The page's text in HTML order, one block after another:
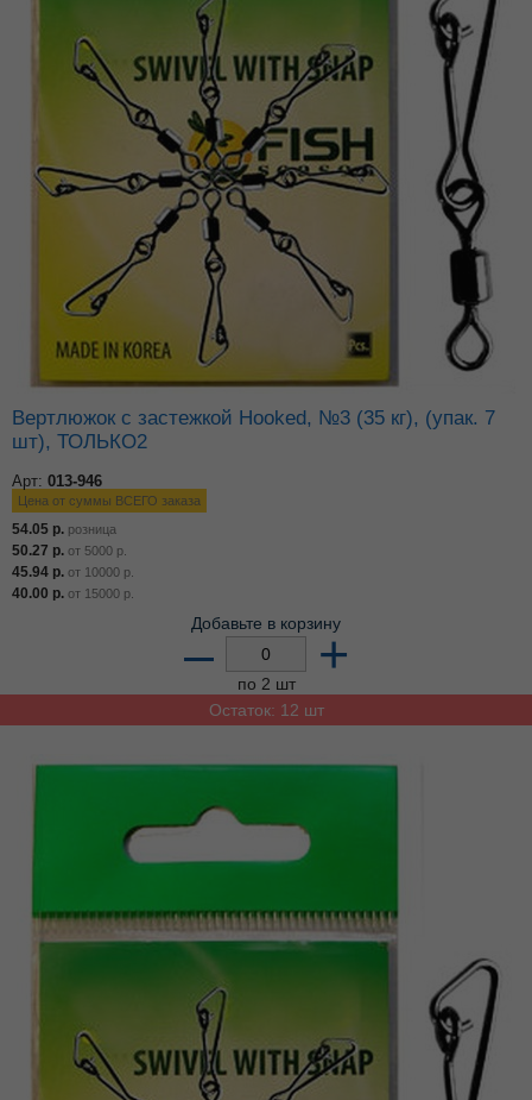
Вертлюжок с застежкой Hooked, №3 (35 кг), (упак. 7
шт), ТОЛЬКО2
Арт: 013-946
Цена от суммы ВСЕГО заказа
54.05 р. розница
50.27 р. от 5000 р.
45.94 р. от 10000 р.
40.00 р. от 15000 р.
Добавьте в корзину
– +
по 2 шт
Остаток: 12 шт